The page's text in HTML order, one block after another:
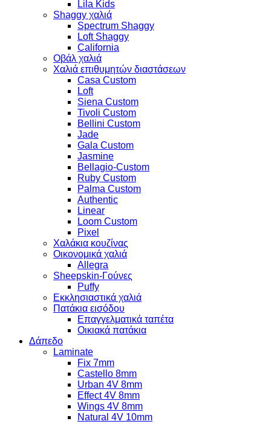
Lila Kids
Shaggy χαλιά
Spectrum Shaggy
Loft Shaggy
California
Οβάλ χαλιά
Χαλιά επιθυμητών διαστάσεων
Casa Custom
Loft
Siena Custom
Tivoli Custom
Bellini Custom
Jade
Gala Custom
Jasmine
Bellagio-Custom
Ruby Custom
Palma Custom
Authentic
Linear
Loom Custom
Pixel
Χαλάκια κουζίνας
Οικονομικά χαλιά
Allegra
Sheepskin-Γούνες
Puffy
Εκκλησιαστικά χαλιά
Πατάκια εισόδου
Επαγγελματικά ταπέτα
Οικιακά πατάκια
Δάπεδο
Laminate
Fix 7mm
Castello 8mm
Urban 4V 8mm
Effect 4V 8mm
Wings 4V 8mm
Natural 4V 10mm